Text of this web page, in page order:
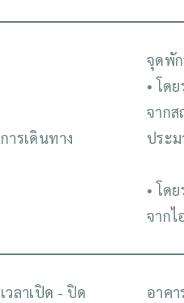
การเดินทาง
จุดพัก
• โด
จากส
ประ
• โด
จากไ
เวลาเปิด - ปิด อาค